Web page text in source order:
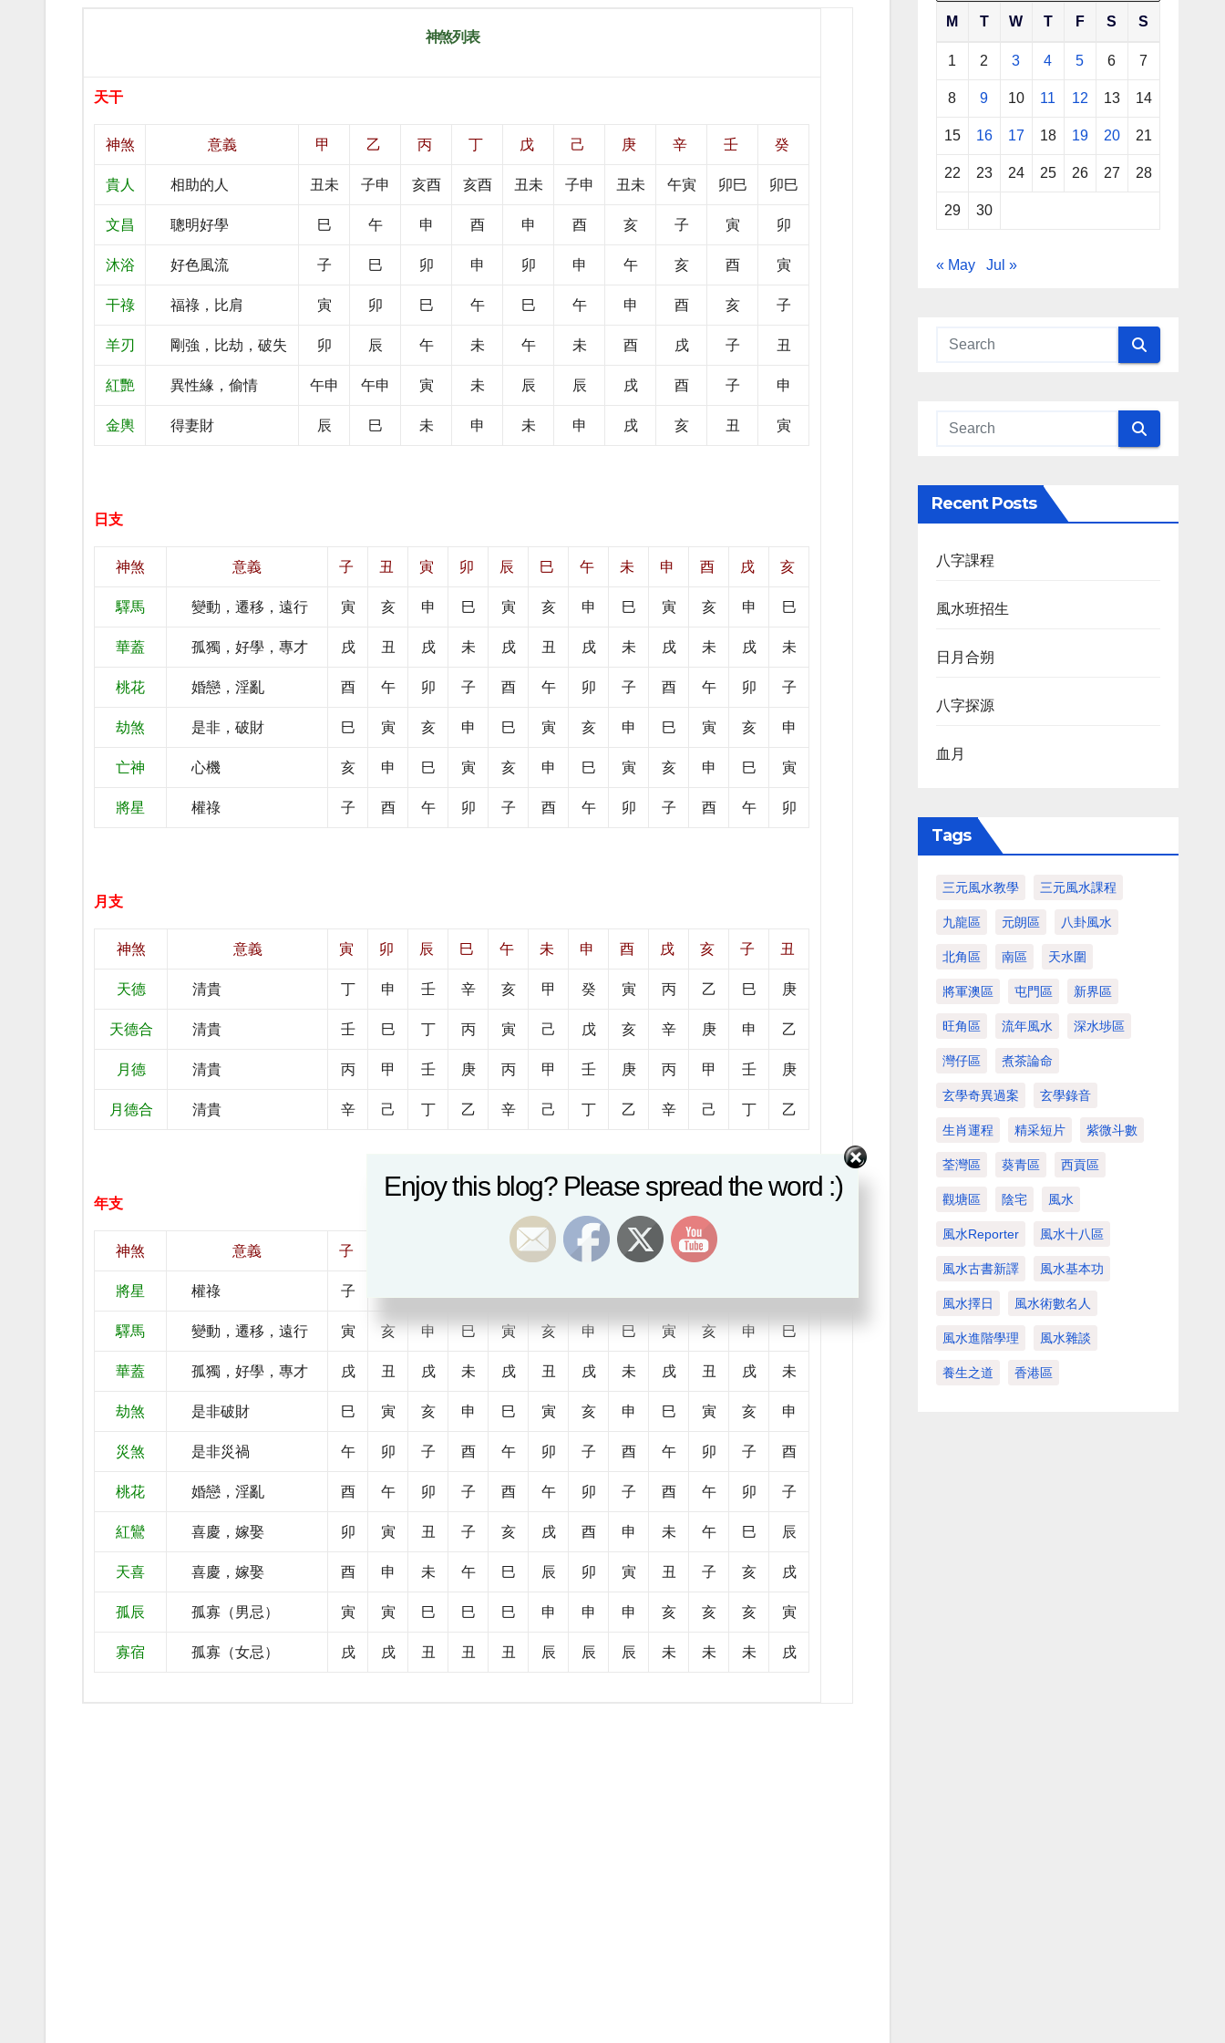
神煞列表
天干
神煞 意義 甲 乙 丙 丁 戊 己 庚 辛 壬 癸
貴人 相助的人 丑未 子申 亥酉 亥酉 丑未 子申 丑未 午寅 卯巳 卯巳
文昌 聰明好學 巳 午 申 酉 申 酉 亥 子 寅 卯
沐浴 好色風流 子 巳 卯 申 卯 申 午 亥 酉 寅
干祿 福祿，比肩 寅 卯 巳 午 巳 午 申 酉 亥 子
羊刃 剛強，比劫，破失 卯 辰 午 未 午 未 酉 戌 子 丑
紅艷 異性緣，偷情 午申 午申 寅 未 辰 辰 戌 酉 子 申
金輿 得妻財 辰 巳 未 申 未 申 戌 亥 丑 寅
日支
神煞 意義 子 丑 寅 卯 辰 巳 午 未 申 酉 戌 亥
驛馬 變動，遷移，遠行 寅 亥 申 巳 寅 亥 申 巳 寅 亥 申 巳
華蓋 孤獨，好學，專才 戌 丑 戌 未 戌 丑 戌 未 戌 未 戌 未
桃花 婚戀，淫亂 酉 午 卯 子 酉 午 卯 子 酉 午 卯 子
劫煞 是非，破財 巳 寅 亥 申 巳 寅 亥 申 巳 寅 亥 申
亡神 心機 亥 申 巳 寅 亥 申 巳 寅 亥 申 巳 寅
將星 權祿 子 酉 午 卯 子 酉 午 卯 子 酉 午 卯
月支
神煞 意義 寅 卯 辰 巳 午 未 申 酉 戌 亥 子 丑
天德 清貴 丁 申 壬 辛 亥 甲 癸 寅 丙 乙 巳 庚
天德合 清貴 壬 巳 丁 丙 寅 己 戊 亥 辛 庚 申 乙
月德 清貴 丙 甲 壬 庚 丙 甲 壬 庚 丙 甲 壬 庚
月德合 清貴 辛 己 丁 乙 辛 己 丁 乙 辛 己 丁 乙
年支
神煞 意義 子 辰 巳 午 未 申 酉
將星 權祿 子
驛馬 變動，遷移，遠行 寅 亥 申 巳 寅 亥 申 巳 寅 亥 申 巳
華蓋 孤獨，好學，專才 戌 丑 戌 未 戌 丑 戌 未 戌 丑 戌 未
劫煞 是非破財 巳 寅 亥 申 巳 寅 亥 申 巳 寅 亥 申
災煞 是非災禍 午 卯 子 酉 午 卯 子 酉 午 卯 子 酉
桃花 婚戀，淫亂 酉 午 卯 子 酉 午 卯 子 酉 午 卯 子
紅鸞 喜慶，嫁娶 卯 寅 丑 子 亥 戌 酉 申 未 午 巳 辰
天喜 喜慶，嫁娶 酉 申 未 午 巳 辰 卯 寅 丑 子 亥 戌
孤辰 孤寡（男忌） 寅 寅 巳 巳 巳 申 申 申 亥 亥 亥 寅
寡宿 孤寡（女忌） 戌 戌 丑 丑 丑 辰 辰 辰 未 未 未 戌
M T W T F S S
1 2 3 4 5 6 7
8 9 10 11 12 13 14
15 16 17 18 19 20 21
22 23 24 25 26 27 28
29 30
« May Jul »
Recent Posts
八字課程
風水班招生
日月合朔
八字探源
血月
Tags
三元風水教學 三元風水課程
九龍區 元朗區 八卦風水
北角區 南區 天水圍
將軍澳區 屯門區 新界區
旺角區 流年風水 深水埗區
灣仔區 煮茶論命
玄學奇異過案 玄學錄音
生肖運程 精采短片 紫微斗數
荃灣區 葵青區 西貢區
觀塘區 陰宅 風水
風水Reporter 風水十八區
風水古書新譯 風水基本功
風水擇日 風水術數名人
風水進階學理 風水雜談
養生之道 香港區
Enjoy this blog? Please spread the word :)